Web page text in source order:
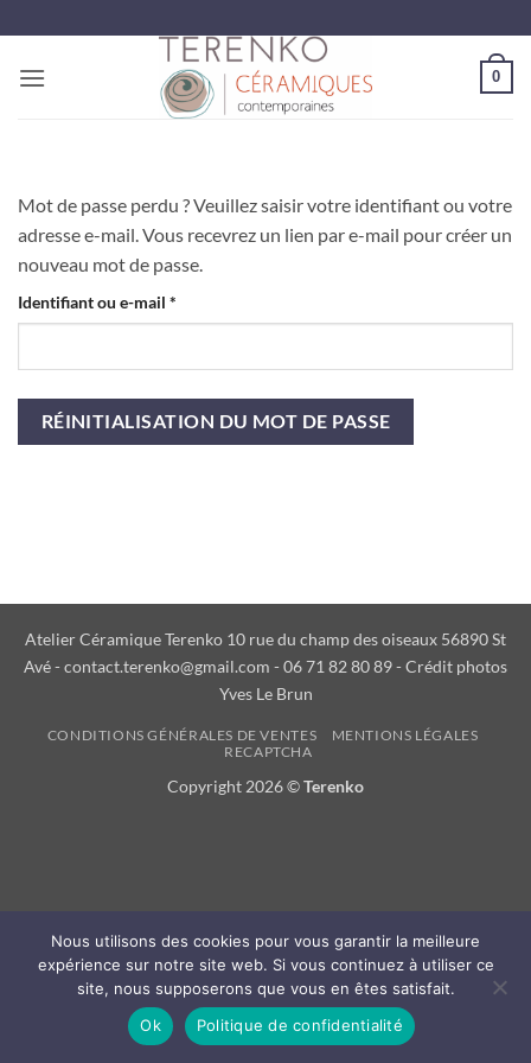
au
contenu
0
Mot de passe perdu ? Veuillez saisir votre identifiant ou votre
adresse e-mail. Vous recevrez un lien par e-mail pour créer un
nouveau mot de passe.
Identifiant ou e-mail *
RÉINITIALISATION DU MOT DE PASSE
Atelier Céramique Terenko 10 rue du champ des oiseaux 56890 St
Avé - contact.terenko@gmail.com - 06 71 82 80 89 - Crédit photos
Yves Le Brun
CONDITIONS GÉNÉRALES DE VENTES
MENTIONS LÉGALES
RECAPTCHA
Copyright 2026 ©Terenko
Nous utilisons des cookies pour vous garantir la meilleure
expérience sur notre site web. Si vous continuez à utiliser ce
site, nous supposerons que vous en êtes satisfait.
Ok
Politique de confidentialité